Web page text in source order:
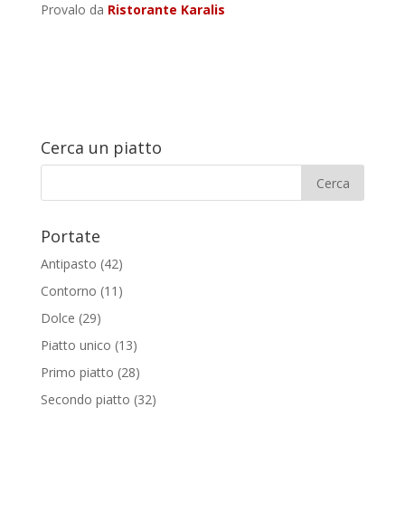
Provalo da Ristorante Karalis
Cerca un piatto
Portate
Antipasto (42)
Contorno (11)
Dolce (29)
Piatto unico (13)
Primo piatto (28)
Secondo piatto (32)